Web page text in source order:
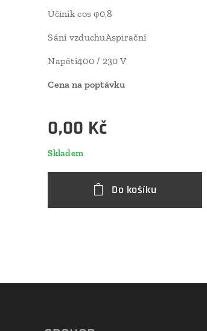
Účiník cos φ0,8
Sání vzduchuAspirační
Napětí400 / 230 V
Cena na poptávku
0,00 Kč
Skladem
Do košíku